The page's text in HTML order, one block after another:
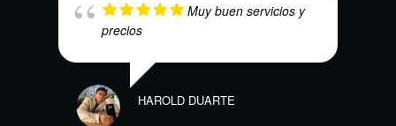
Muy buen servicios y
precios
HAROLD DUARTE